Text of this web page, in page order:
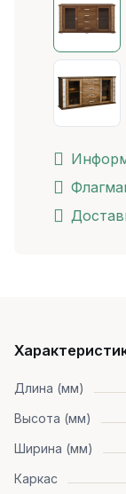
Длина (мм)
Высота (мм)
Ширина (мм)
Каркас